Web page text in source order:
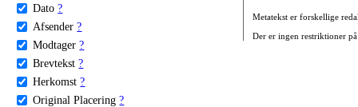
Dato ?
Afsender ?
Modtager ?
Brevtekst ?
Herkomst ?
Original Placering ?
Metatekst er forskellige
Der er ingen restriktioner